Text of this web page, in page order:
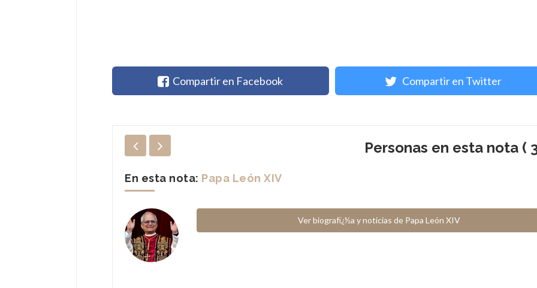
Compartir en Facebook Compartir en Twitter
Personas en esta nota (
En esta nota: Papa León XIV
Ver biografï¿½a y noticias de Papa León XIV